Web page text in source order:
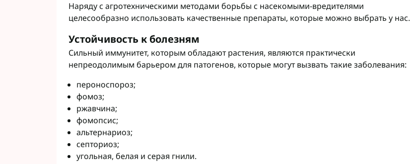
Наряду с агротехническими методами борьбы с насекомыми-вредителями
целесообразно использовать качественные препараты, которые можно выбрать у нас.
Устойчивость к болезням
Сильный иммунитет, которым обладают растения, являются практически
непреодолимым барьером для патогенов, которые могут вызвать такие заболевания:
пероноспороз;
фомоз;
ржавчина;
фомопсис;
альтернариоз;
септориоз;
угольная, белая и серая гнили.